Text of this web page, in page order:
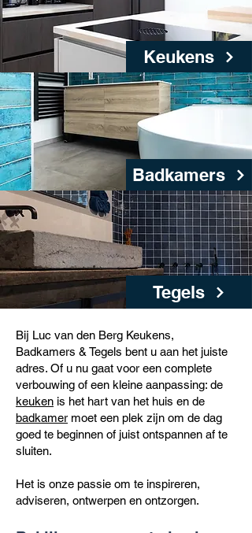
Keukens
Badkamers
Tegels
Bij Luc van den Berg Keukens,
Badkamers & Tegels bent u aan het juiste
adres. Of u nu gaat voor een complete
verbouwing of een kleine aanpassing: de
keuken is het hart van het huis en de
badkamer moet een plek zijn om de dag
goed te beginnen of juist ontspannen af te
sluiten.
Het is onze passie om te inspireren,
adviseren, ontwerpen en ontzorgen.